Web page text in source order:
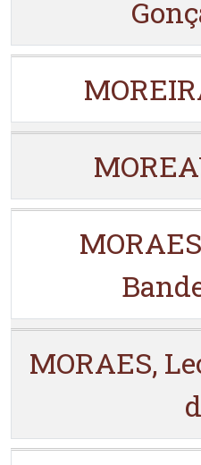
MORAES,